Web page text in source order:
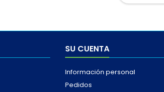
SU CUENTA
Información personal
Pedidos